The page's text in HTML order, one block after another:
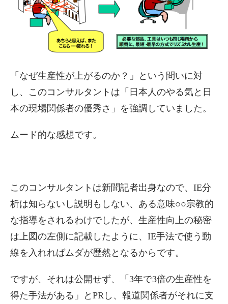
「なぜ生産性が上がるのか？」という問いに対
し、このコンサルタントは「日本人のやる気と日
本の現場関係者の優秀さ」を強調していました。
ムード的な感想です。
このコンサルタントは新聞記者出身なので、IE分
析は知らないし説明もしない、ある意味○○宗教的
な指導をされるわけでしたが、生産性向上の秘密
は上図の左側に記載したように、IE手法で使う動
線を入れればムダが歴然となるからです。
ですが、それは公開せず、「3年で3倍の生産性を
得た手法がある」とPRし、報道関係者がそれに支